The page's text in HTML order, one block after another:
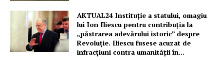
AKTUAL24 Instituție a statului, omagiu
lui Ion Iliescu pentru contribuția la
„păstrarea adevărului istoric” despre
Revoluție. Iliescu fusese acuzat de
infracțiuni contra umanității în...